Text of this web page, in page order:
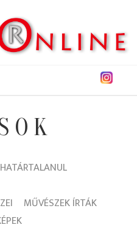
HATÁRTALANUL
MŰVÉSZEK ÍRTÁK